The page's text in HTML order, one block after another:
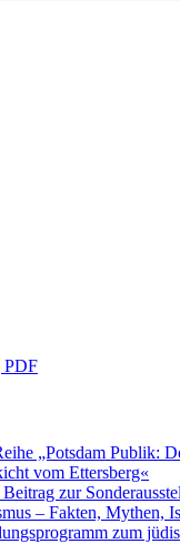
PDF
„Potsdam Publik:
vom Ettersberg«
zur
– Fakten, Mythen,
zum